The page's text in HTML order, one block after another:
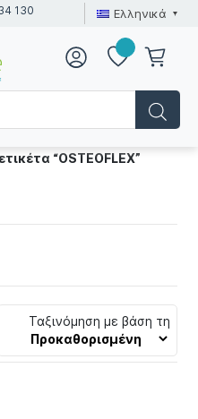
130 Ελληνικά
“OSTEOFLEX”
Ταξινόμηση με βάση τη